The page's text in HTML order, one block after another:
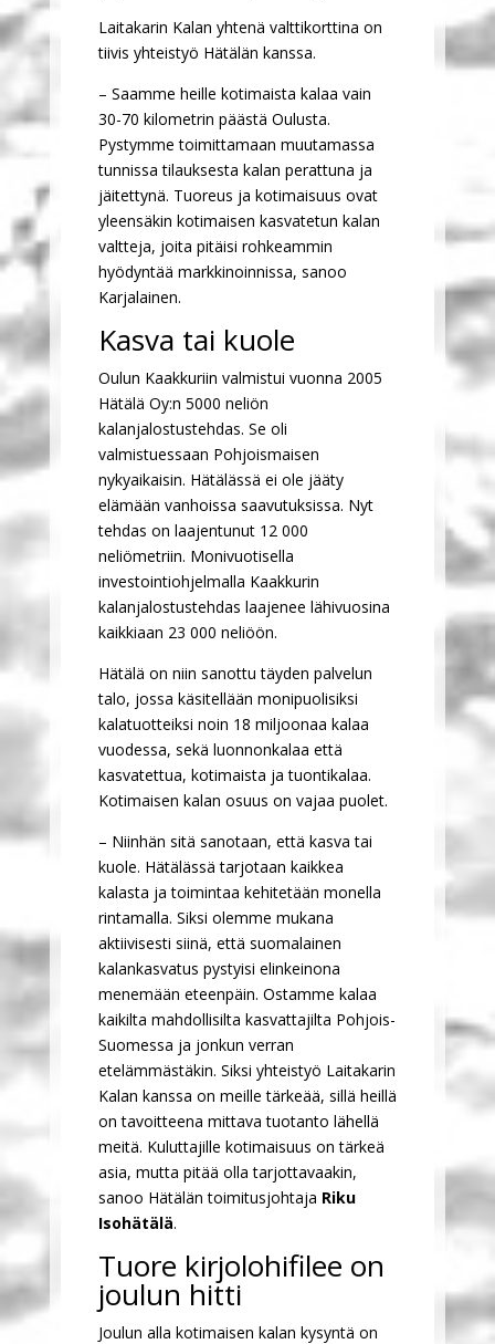
Laitakarin Kalan yhtenä valttikorttina on
tiivis yhteistyö Hätälän kanssa.
– Saamme heille kotimaista kalaa vain
30-70 kilometrin päästä Oulusta.
Pystymme toimittamaan muutamassa
tunnissa tilauksesta kalan perattuna ja
jäitettynä. Tuoreus ja kotimaisuus ovat
yleensäkin kotimaisen kasvatetun kalan
valtteja, joita pitäisi rohkeammin
hyödyntää markkinoinnissa, sanoo
Karjalainen.
Kasva tai kuole
Oulun Kaakkuriin valmistui vuonna 2005
Hätälä Oy:n 5000 neliön
kalanjalostustehdas. Se oli
valmistuessaan Pohjoismaisen
nykyaikaisin. Hätälässä ei ole jääty
elämään vanhoissa saavutuksissa. Nyt
tehdas on laajentunut 12 000
neliömetriin. Monivuotisella
investointiohjelmalla Kaakkurin
kalanjalostustehdas laajenee lähivuosina
kaikkiaan 23 000 neliöön.
Hätälä on niin sanottu täyden palvelun
talo, jossa käsitellään monipuolisiksi
kalatuotteiksi noin 18 miljoonaa kalaa
vuodessa, sekä luonnonkalaa että
kasvatettua, kotimaista ja tuontikalaa.
Kotimaisen kalan osuus on vajaa puolet.
– Niinhän sitä sanotaan, että kasva tai
kuole. Hätälässä tarjotaan kaikkea
kalasta ja toimintaa kehitetään monella
rintamalla. Siksi olemme mukana
aktiivisesti siinä, että suomalainen
kalankasvatus pystyisi elinkeinona
menemään eteenpäin. Ostamme kalaa
kaikilta mahdollisilta kasvattajilta Pohjois-
Suomessa ja jonkun verran
etelämmästäkin. Siksi yhteistyö Laitakarin
Kalan kanssa on meille tärkeää, sillä heillä
on tavoitteena mittava tuotanto lähellä
meitä. Kuluttajille kotimaisuus on tärkeä
asia, mutta pitää olla tarjottavaakin,
sanoo Hätälän toimitusjohtaja Riku
Isohätälä.
Tuore kirjolohifilee on
joulun hitti
Joulun alla kotimaisen kalan kysyntä on